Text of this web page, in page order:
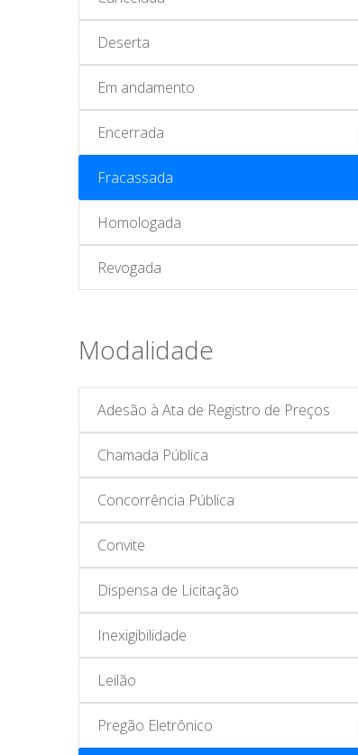
Deserta
Em andamento
Encerrada
Fracassada
Homologada
Revogada
Modalidade
Adesão à Ata de Registro de Preços
Chamada Pública
Concorrência Pública
Convite
Dispensa de Licitação
Inexigibilidade
Leilão
Pregão Eletrônico